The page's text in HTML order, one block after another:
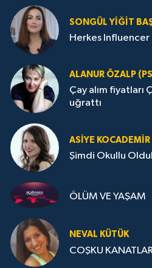
SONGÜL YIĞIT
Herkes
ALANUR ÖZALP
Çay alım fiyatları
uğrattı
ASIYE KOCADEMİR
Şimdi Okullu
ÖLÜM VE YAŞAM
NEVAL KÜTÜK
COŞKU